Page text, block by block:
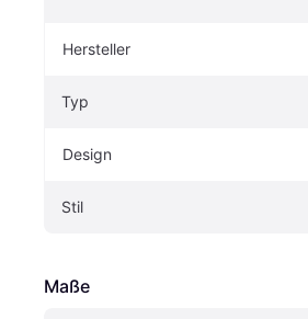
Hersteller
Typ
Design
Stil
Maße